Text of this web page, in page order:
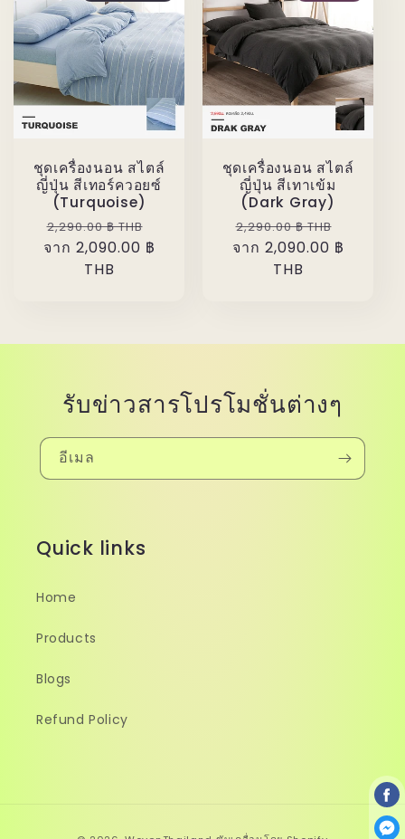
ชุดเครื่องนอน สไตล์
ญี่ปุ่น สีเทอร์ควอยซ์
(Turquoise)
ราคา
ปกติ
2,290.00 ฿ THB
โปรโมชัน
จาก 2,090.00 ฿
THB
ชุดเครื่องนอน สไตล์
ญี่ปุ่น สีเทาเข้ม
(Dark Gray)
ราคา
ปกติ
2,290.00 ฿ THB
โปรโมชั
จาก 2,090.00 ฿
THB
รับข่าวสารโปรโมชั่นต่างๆ
อีเมล
Quick links
Home
Products
Blogs
Refund Policy